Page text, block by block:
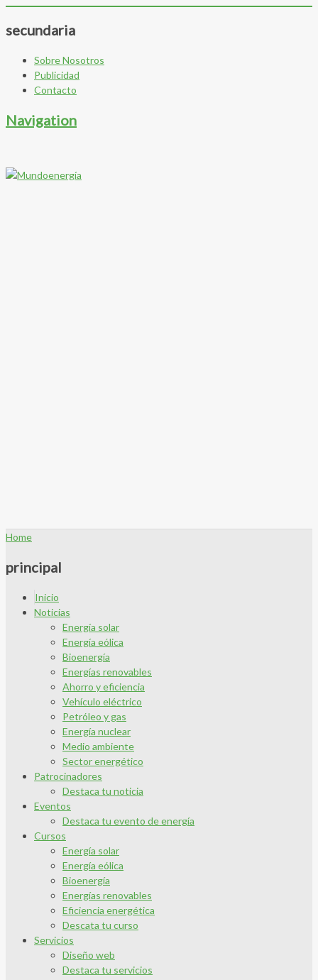
secundaria
Sobre Nosotros
Publicidad
Contacto
Navigation
Home
principal
Inicio
Noticias
Energía solar
Energía eólica
Bioenergía
Energías renovables
Ahorro y eficiencia
Vehículo eléctrico
Petróleo y gas
Energía nuclear
Medio ambiente
Sector energético
Patrocinadores
Destaca tu noticia
Eventos
Destaca tu evento de energía
Cursos
Energía solar
Energía eólica
Bioenergía
Energías renovables
Eficiencia energética
Descata tu curso
Servicios
Diseño web
Destaca tu servicios